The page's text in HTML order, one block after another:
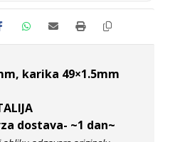
karika 49×1.5mm
dostava- ~1 dan~